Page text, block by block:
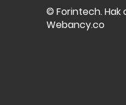
© Forintech. Hak
Webancy.co